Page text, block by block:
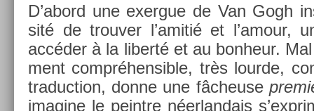
D’abord une ex­er­gue de Van Gogh
sité de trouv­er l’amitié et l’amour,
accéder à la li­berté et au bon­heur.
ment com­préhen­sible, très lour­de,
traduc­tion, donne une fâcheuse
im­agine le peintre néer­landais